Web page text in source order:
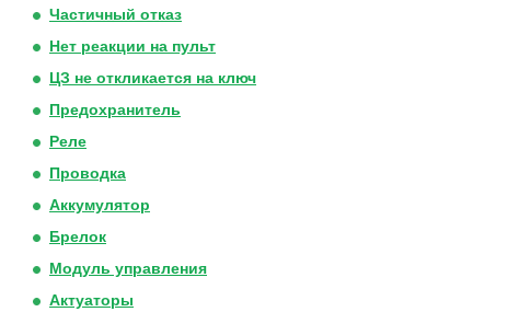
Частичный отказ
Нет реакции на пульт
ЦЗ не откликается на ключ
Предохранитель
Реле
Проводка
Аккумулятор
Брелок
Модуль управления
Актуаторы